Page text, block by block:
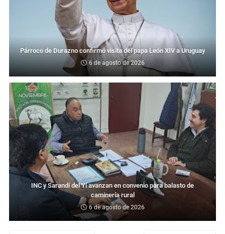
Párroco de Durazno confirmó visita del papa León XIV a Uruguay
6 de agosto de 2026
INC y Sarandí del Yí avanzan en convenio para balasto de
caminería rural
6 de agosto de 2026